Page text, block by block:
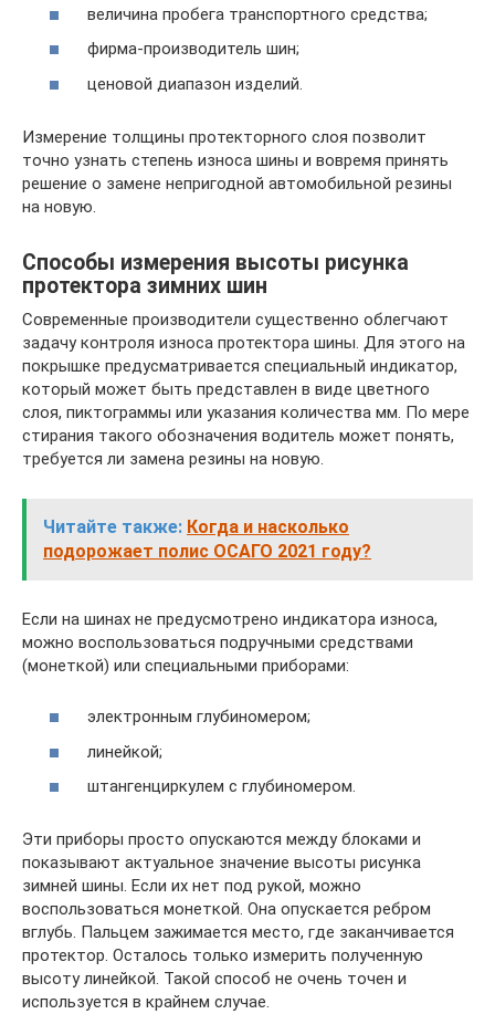
величина пробега транспортного средства;
фирма-производитель шин;
ценовой диапазон изделий.
Измерение толщины протекторного слоя позволит
точно узнать степень износа шины и вовремя принять
решение о замене непригодной автомобильной резины
на новую.
Способы измерения высоты рисунка
протектора зимних шин
Современные производители существенно облегчают
задачу контроля износа протектора шины. Для этого на
покрышке предусматривается специальный индикатор,
который может быть представлен в виде цветного
слоя, пиктограммы или указания количества мм. По мере
стирания такого обозначения водитель может понять,
требуется ли замена резины на новую.
Читайте также: Когда и насколько
подорожает полис ОСАГО 2021 году?
Если на шинах не предусмотрено индикатора износа,
можно воспользоваться подручными средствами
(монеткой) или специальными приборами:
электронным глубиномером;
линейкой;
штангенциркулем с глубиномером.
Эти приборы просто опускаются между блоками и
показывают актуальное значение высоты рисунка
зимней шины. Если их нет под рукой, можно
воспользоваться монеткой. Она опускается ребром
вглубь. Пальцем зажимается место, где заканчивается
протектор. Осталось только измерить полученную
высоту линейкой. Такой способ не очень точен и
используется в крайнем случае.